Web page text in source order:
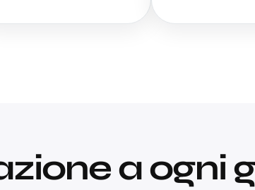
a ogni